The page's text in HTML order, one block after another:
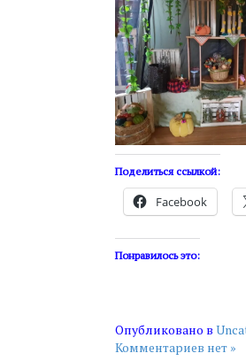
Поделиться ссылкой:
Facebook
Понравилось это:
Опубликовано в
Комментариев нет »